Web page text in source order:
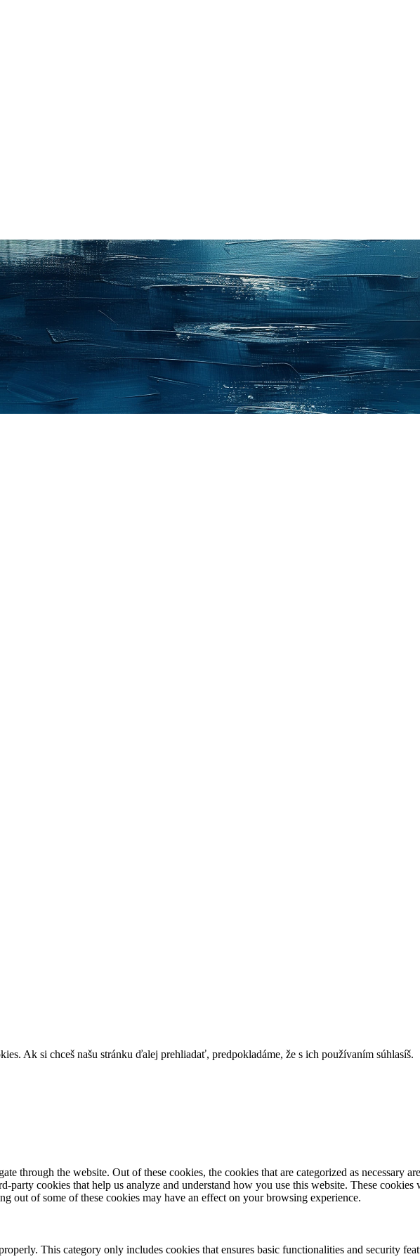
Ak si chceš našu stránku ďalej prehliadať, predpokladáme, že s ich používaním súhlasíš.
through the website. Out of these cookies, the cookies that are categorized as necessary
party cookies that help us analyze and understand how you use this website. These
out of some of these cookies may have an effect on your browsing experience.
This category only includes cookies that ensures basic functionalities and security